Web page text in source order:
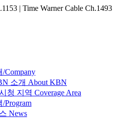
| Time Warner Cable Ch.1493
Company
소개 About KBN
청 지역 Coverage Area
Program
News